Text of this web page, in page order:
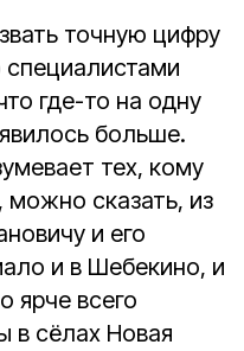
точную цифру
где-то на одну
больше.
тех, кому
сказать, из
и его
и в Шебекино, и
ярче всего
в сёлах Новая